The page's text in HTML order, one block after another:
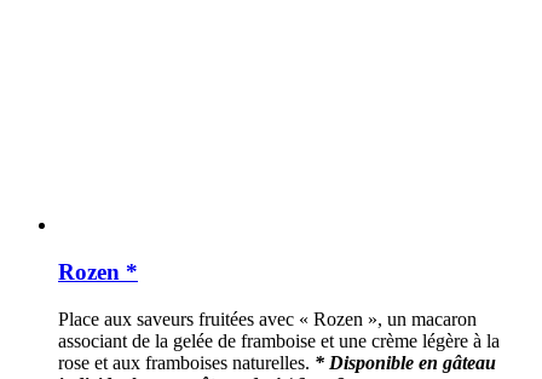
Rozen *
Place aux saveurs fruitées avec « Rozen », un macaron
associant de la gelée de framboise et une crème légère à la
rose et aux framboises naturelles. * Disponible en gâteau